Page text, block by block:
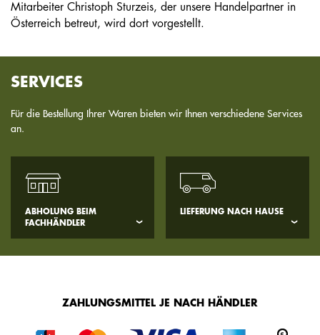
Mitarbeiter Christoph Sturzeis, der unsere Handelpartner in
Österreich betreut, wird dort vorgestellt.
SERVICES
Für die Bestellung Ihrer Waren bieten wir Ihnen verschiedene Services
an.
ABHOLUNG BEIM
FACHHÄNDLER
LIEFERUNG NACH HAUSE
ZAHLUNGSMITTEL JE NACH HÄNDLER